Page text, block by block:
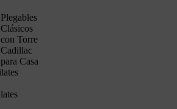
Torre
Casa